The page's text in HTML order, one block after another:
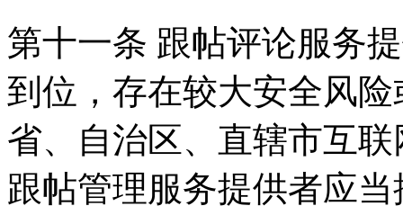
第十一条 跟帖评论服务
到位，存在较大安全风
省、自治区、直辖市互
跟帖管理服务提供者应